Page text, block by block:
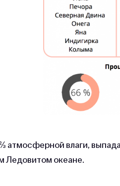
атмосферной влаги,
Ледовитом океане.